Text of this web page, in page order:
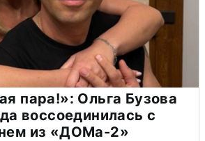
пара!»: Ольга Бузова
воссоединилась с
из «ДОМа-2»